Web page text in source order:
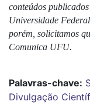
conteúdos
Universidade
porém, solicitamos
Comunica UFU.
Palavras-chave:
Divulgação